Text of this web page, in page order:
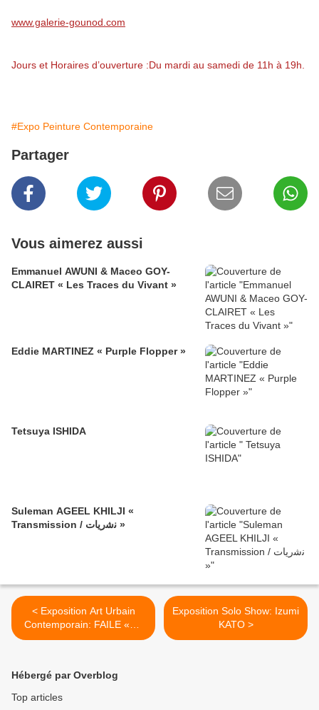
www.galerie-gounod.com
Jours et Horaires d’ouverture :Du mardi au samedi de 11h à 19h.
#Expo Peinture Contemporaine
Partager
Vous aimerez aussi
Emmanuel AWUNI & Maceo GOY-
CLAIRET « Les Traces du Vivant »
Eddie MARTINEZ « Purple Flopper »
Tetsuya ISHIDA
Suleman AGEEL KHILJI «
Transmission / ﻧﺷرﯾﺎت »
< Exposition Art Urbain
Contemporain: FAILE «Off
the walls»
Exposition Solo Show: Izumi
KATO >
Hébergé par Overblog
Top articles